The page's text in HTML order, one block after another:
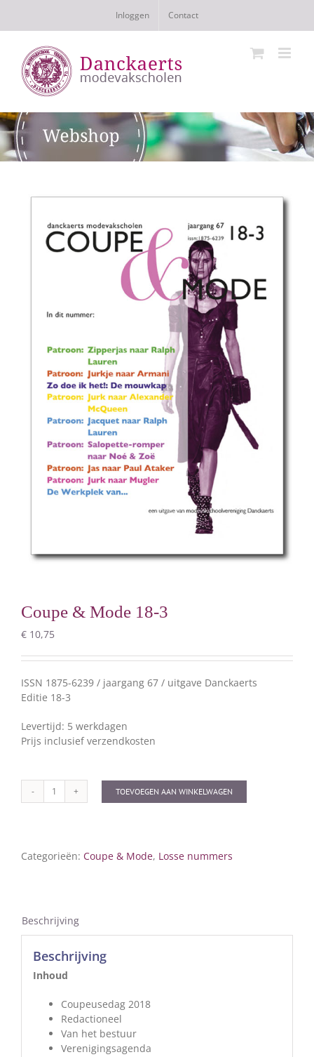
Inloggen Contact
Coupe & Mode 18-3
€ 10,75
ISSN 1875-6239 / jaargang 67 / uitgave Danckaerts
Editie 18-3
Levertijd: 5 werkdagen
Prijs inclusief verzendkosten
Coupe
3
TOEVOEGEN AAN WINKELWAGEN
Categorieën: Coupe & Mode, Losse nummers
Beschrijving
Beschrijving
Inhoud
Coupeusedag 2018
Redactioneel
Van het bestuur
Verenigingsagenda